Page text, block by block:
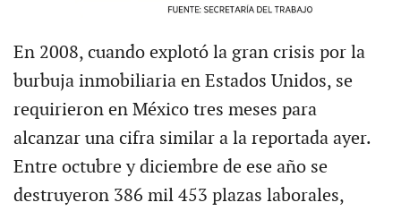
En 2008, cuando explotó la gran crisis por la
burbuja inmobiliaria en Estados Unidos, se
requirieron en México tres meses para
alcanzar una cifra similar a la reportada ayer.
Entre octubre y diciembre de ese año se
destruyeron 386 mil 453 plazas laborales,